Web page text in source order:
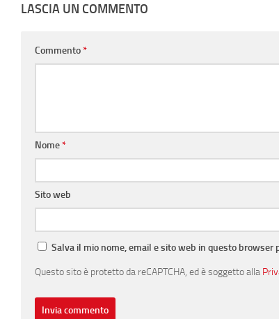
LASCIA UN COMMENTO
Commento*
Nome*
Sito web
Salva il mio nome, email e sito web in questo
Questo sito è protetto da reCAPTCHA, ed è soggetto alla